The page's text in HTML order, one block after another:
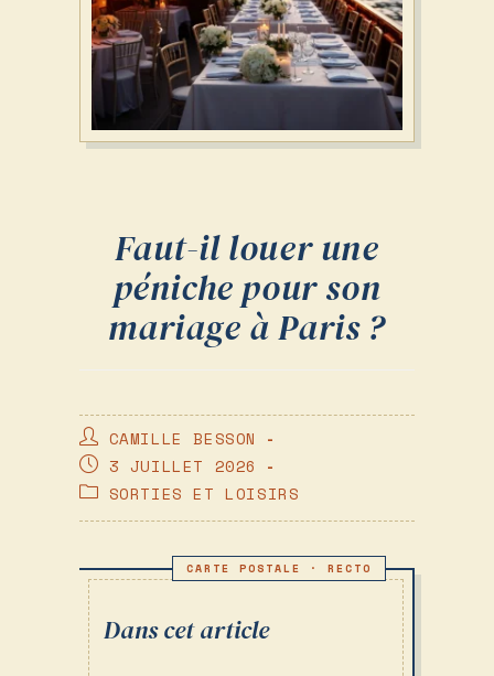
Faut-il louer une
péniche pour son
mariage à Paris ?
AUTEUR/AUTRICE
DE
LA
PUBLICATION :
CAMILLE BESSON
PUBLICATION
PUBLIÉE :
3 JUILLET 2026
POSTSORTIES ET LOISIRS
Dans cet article